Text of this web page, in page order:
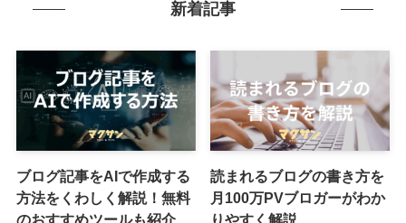
新着記事
ブログ記事をAIで作成する
方法をくわしく解説！無料
のおすすめツールも紹介
読まれるブログの書き方を
月100万PVブロガーがわか
りやすく解説